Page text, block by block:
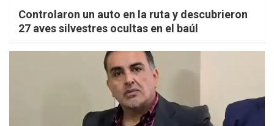
Controlaron un auto en la ruta y descubrieron
27 aves silvestres ocultas en el baúl